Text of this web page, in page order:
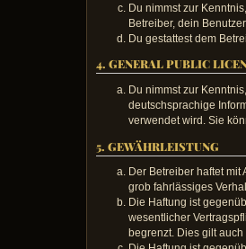
Du nimmst zur
Betreiber, dein
Du gestattest dem
4. GENERAL PUBLIC
Du nimmst zur
deutschsprachige
verwendet wird. Sie
5. GEWÄHRLEISTUNG
Der Betreiber haftet
grob fahrlässiges
Die Haftung ist
wesentlicher
begrenzt. Dies gilt